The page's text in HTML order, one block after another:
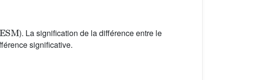
). La signification de la différence entre le
significative.